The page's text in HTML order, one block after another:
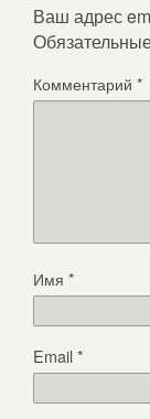
Ваш адрес
Комментарий *
Имя *
Email*